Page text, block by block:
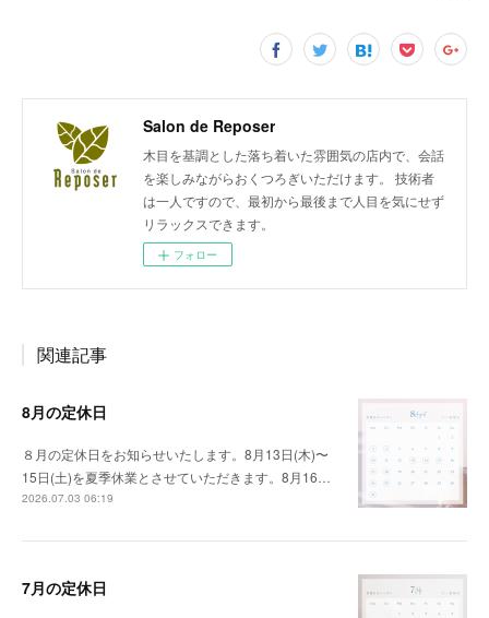
Salon de Reposer
木目を基調とした落ち着いた雰囲気の店内で、会話
を楽しみながらおくつろぎいただけます。 技術者
は一人ですので、最初から最後まで人目を気にせず
リラックスできます。
フォロー
関連記事
8月の定休日
８月の定休日をお知らせいたします。8月13日(木)〜
15日(土)を夏季休業とさせていただきます。8月16…
2026.07.03 06:19
7月の定休日